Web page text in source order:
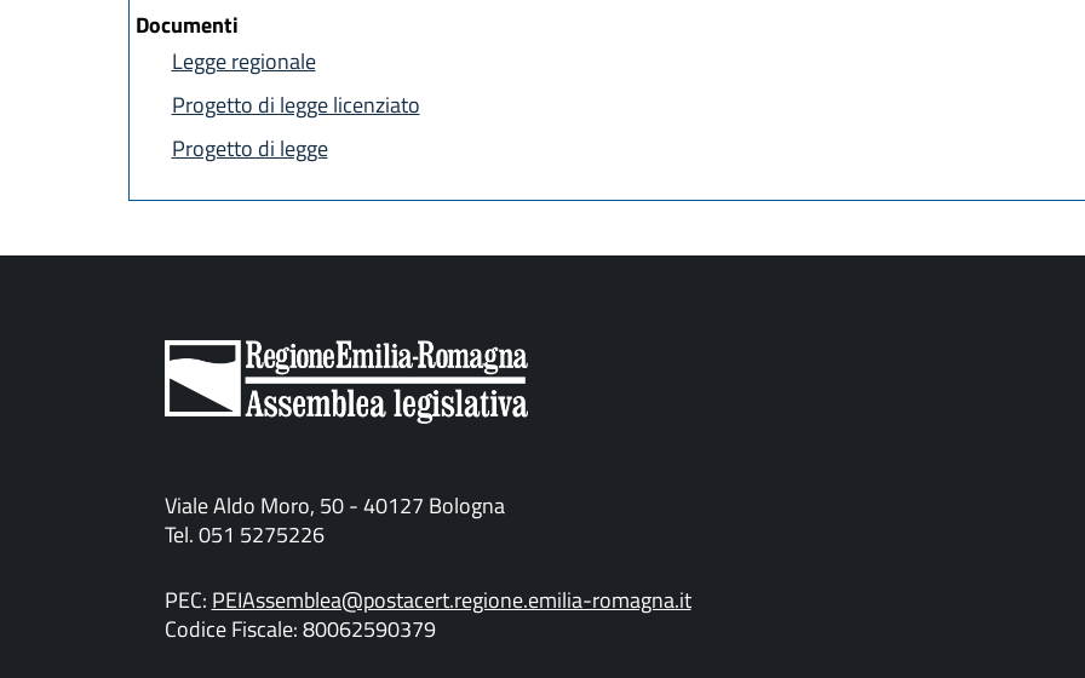
Documenti
Legge regionale
Progetto di legge licenziato
Progetto di legge
Viale Aldo Moro, 50 - 40127 Bologna
Tel. 051 5275226
PEC: PEIAssemblea@postacert.regione.emilia-romagna.it
Codice Fiscale: 80062590379